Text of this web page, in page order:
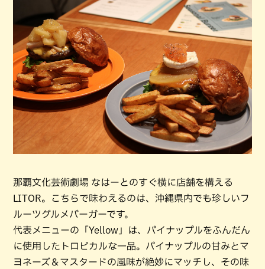
那覇文化芸術劇場 なはーとのすぐ横に店舗を構える
LITOR。こちらで味わえるのは、沖縄県内でも珍しいフ
ルーツグルメバーガーです。
代表メニューの「Yellow」は、パイナップルをふんだん
に使用したトロピカルな一品。パイナップルの甘みとマ
ヨネーズ＆マスタードの風味が絶妙にマッチし、その味